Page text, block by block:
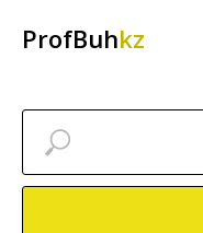
ProfBuhkz